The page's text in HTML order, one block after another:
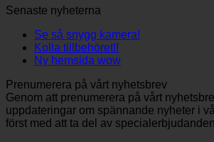
Senaste nyheterna
Se så snygg kamera!
Kolla tillbehöret!!
Ny hemsida wow
Prenumerera på vårt nyhetsbrev
Genom att prenumerera på vårt
uppdateringar om spännande nyheter i
först med att ta del av